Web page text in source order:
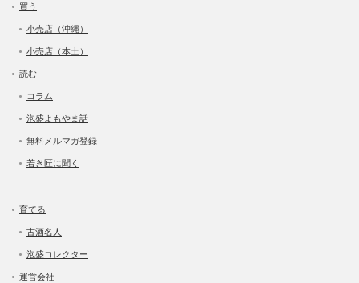
買う
小売店（沖縄）
小売店（本土）
読む
コラム
泡盛よもやま話
無料メルマガ登録
若き匠に聞く
育てる
古酒名人
泡盛コレクター
運営会社